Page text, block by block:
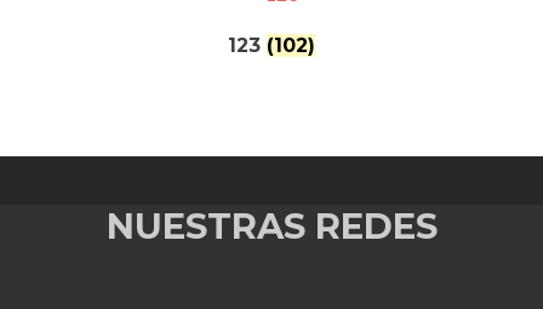
123 (102)
NUESTRAS REDES